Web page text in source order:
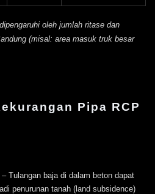
oleh jumlah ritase dan
(misal: area masuk truk besar
Pipa RCP
– Tulangan baja di dalam beton dapat
penurunan tanah (land subsidence)